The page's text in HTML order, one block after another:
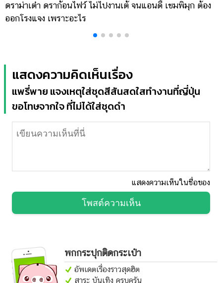
ดราม่าเต๋า ดราก้อนไฟว์ ไม่ไปงานเต้ จนแอนดี้ เขมพิมุก ต้อง
ออกโรงแจง เพราะอะไร
แสดงความคิดเห็นเรื่อง
แพรี่พาย แจงเหตุใส่ชุดสีสันสดใสทำงานที่ญี่ปุ่น
ขอโทษจากใจ ที่ไม่ได้ใส่ชุดดำ
แสดงความเห็นในชื่อของ
โพสต์ความเห็น
พกกระปุกติดกระเป๋า
อัพเดตเรื่องราวสุดฮิต
สาระ บันเทิง ครบครัน